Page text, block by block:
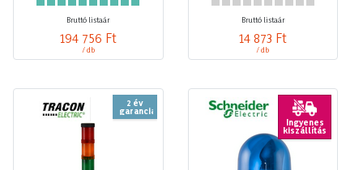
Bruttó listaár
194 756 Ft
/ db
Bruttó listaár
14 873 Ft
/ db
2 év
garancia
Ingyenes
kiszállítás